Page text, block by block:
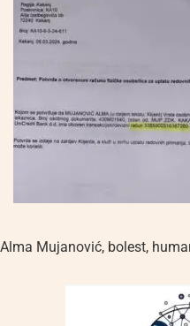
Alma Mujanović, bolest,